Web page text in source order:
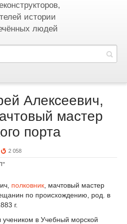
истории
людей
Алексеевич,
мастер
порта
2 058
полковник , мачтовый мастер
по происхождению, род. в
г.
учеником в Учебный морской